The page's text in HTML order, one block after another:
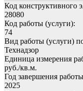
Код конструктивного
28080
Код работы (услуги):
74
Вид работы (услуги)
Технадзор
Единица измерения
руб./кв.м.
Год завершения
2025